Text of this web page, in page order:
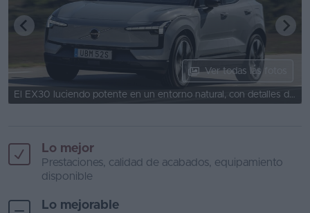
Ver todas las fotos
El EX30 luciendo potente en un entorno natural, con detalles de diseño excepcionales.
Lo mejor
Prestaciones, calidad de acabados, equipamiento
disponible
Lo mejorable